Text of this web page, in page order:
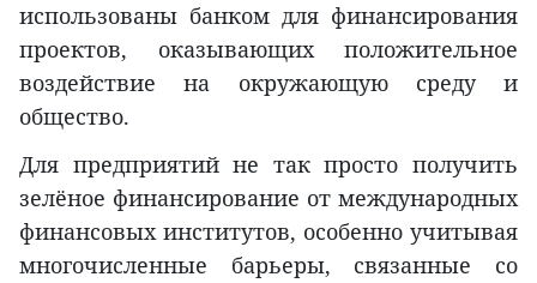
использованы банком для финансирования
проектов, оказывающих положительное
воздействие на окружающую среду и
общество.
Для предприятий не так просто получить
зелёное финансирование от международных
финансовых институтов, особенно учитывая
многочисленные барьеры, связанные со